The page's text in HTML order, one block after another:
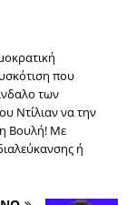
που
των
Ντίλιαν να την
Βουλή! Με
ή